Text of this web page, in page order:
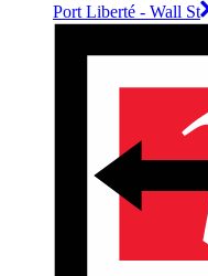
Port Liberté - Wall St